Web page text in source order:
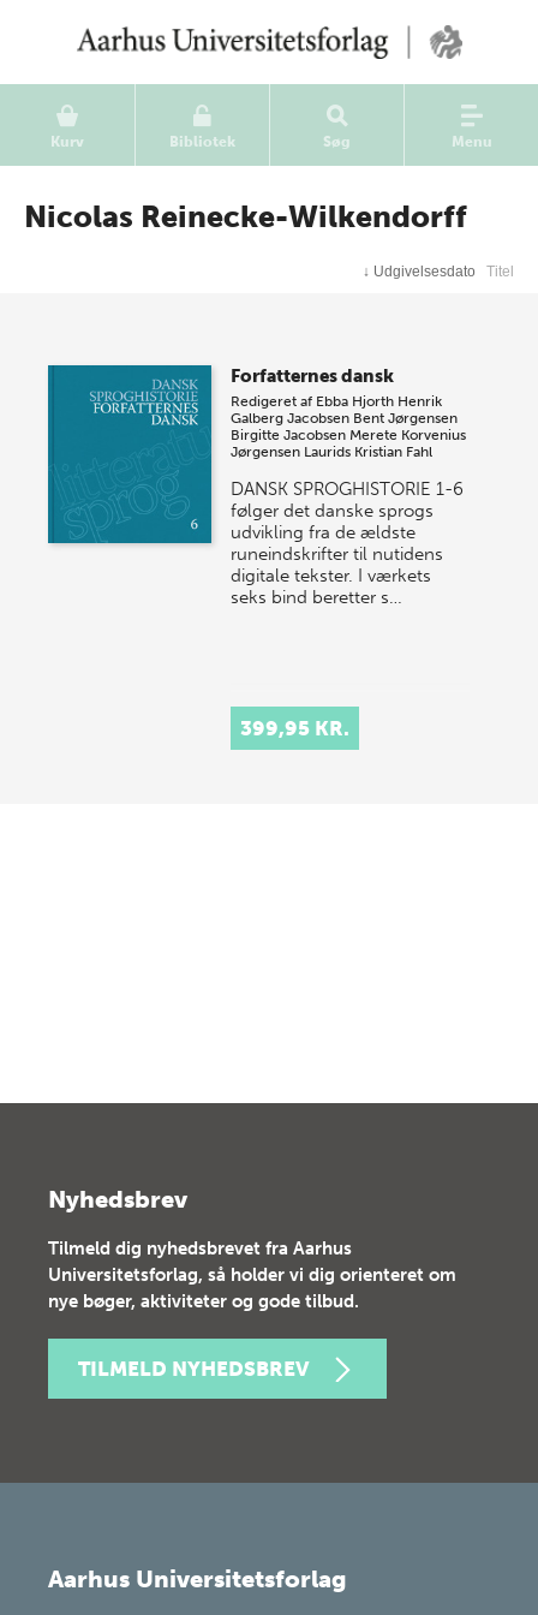
Kurv Bibliotek Søg Menu
Nicolas Reinecke-Wilkendorff
↓ Udgivelsesdato Titel
Forfatternes dansk
Redigeret af Ebba Hjorth Henrik
Galberg Jacobsen Bent Jørgensen
Birgitte Jacobsen Merete Korvenius
Jørgensen Laurids Kristian Fahl
DANSK SPROGHISTORIE 1-6
følger det danske sprogs
udvikling fra de ældste
runeindskrifter til nutidens
digitale tekster. I værkets
seks bind beretter s…
399,95 KR.
Nyhedsbrev
Tilmeld dig nyhedsbrevet fra Aarhus
Universitetsforlag, så holder vi dig orienteret om
nye bøger, aktiviteter og gode tilbud.
TILMELD NYHEDSBREV
Aarhus Universitetsforlag